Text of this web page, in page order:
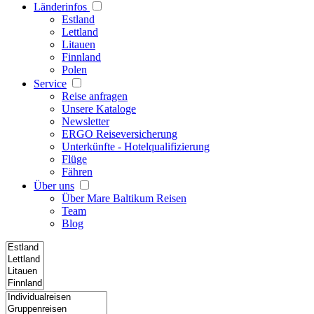
Länderinfos
Estland
Lettland
Litauen
Finnland
Polen
Service
Reise anfragen
Unsere Kataloge
Newsletter
ERGO Reiseversicherung
Unterkünfte - Hotelqualifizierung
Flüge
Fähren
Über uns
Über Mare Baltikum Reisen
Team
Blog